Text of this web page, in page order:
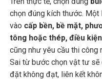
chọn đúng kích thước. Một
vàocấp bền, bề mặt,
tông hoặc thép, điều
cũng như yêu cầu thi công
Sai từ bước chọn vật tư sẽ
đặt không đạt, liên kết